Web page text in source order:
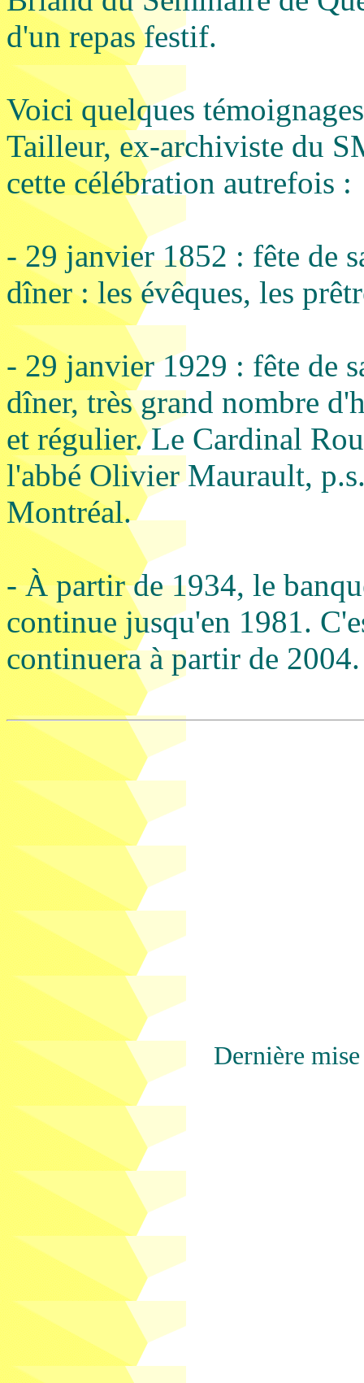
d'un repas festif.
Voici quelques
Tailleur, ex-archiviste du
cette célébration autrefois :
- 29 janvier 1852 : fête de
dîner : les évêques, les
- 29 janvier 1929 : fête de
dîner, très grand nombre
et régulier. Le Cardinal
l'abbé Olivier Maurault,
Montréal.
- À partir de 1934, le
continue jusqu'en 1981.
continuera à partir de 2004.
Dernière